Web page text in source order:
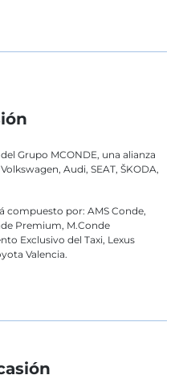
Grupo MCONDE, una alianza
Audi, SEAT, ŠKODA,
compuesto por: AMS Conde,
Premium, M.Conde
Exclusivo del Taxi, Lexus
Valencia.